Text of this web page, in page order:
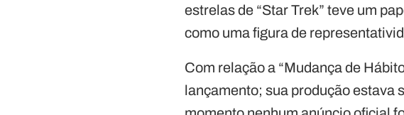
estrelas de “Star Trek” teve um
como uma figura de
Com relação a “Mudança de
lançamento; sua produção estava